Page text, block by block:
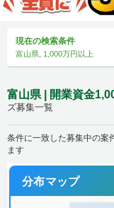
現在の検索条件
富山県, 1,000万円以上
富山県 | 開業資金
ズ募集一覧
条件に一致した募集中の案
ます
分布マップ